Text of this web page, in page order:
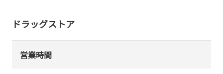
ドラッグストア
営業時間